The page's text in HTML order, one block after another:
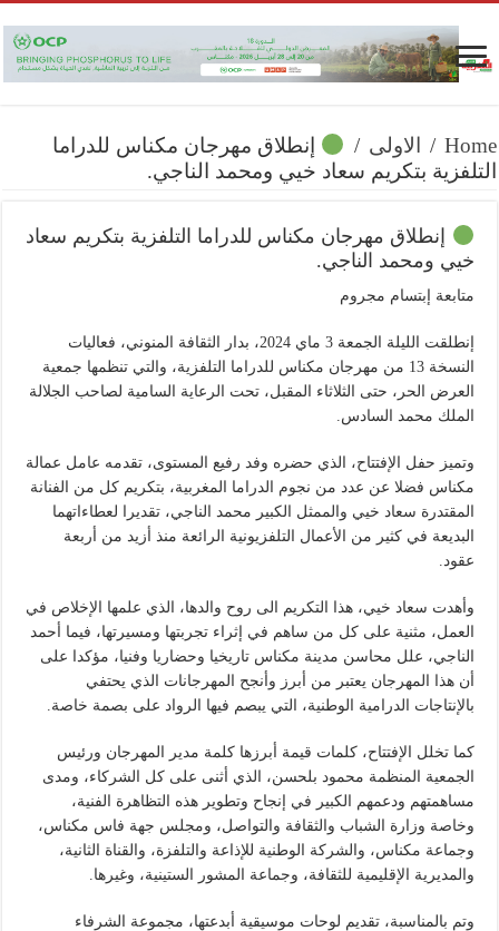
Home
/ الاولى /
إنطلاق مهرجان مكناس للدراما
التلفزية بتكريم سعاد خيي ومحمد الناجي.
إنطلاق مهرجان مكناس للدراما التلفزية بتكريم سعاد
خيي ومحمد الناجي.
متابعة إبتسام مجروم
إنطلقت الليلة الجمعة 3 ماي 2024، بدار الثقافة المنوني، فعاليات
النسخة 13 من مهرجان مكناس للدراما التلفزية، والتي تنظمها جمعية
العرض الحر، حتى الثلاثاء المقبل، تحت الرعاية السامية لصاحب الجلالة
الملك محمد السادس.
وتميز حفل الإفتتاح، الذي حضره وفد رفيع المستوى، تقدمه عامل عمالة
مكناس فضلا عن عدد من نجوم الدراما المغربية، بتكريم كل من الفنانة
المقتدرة سعاد خيي والممثل الكبير محمد الناجي، تقديرا لعطاءاتهما
البديعة في كثير من الأعمال التلفزيونية الرائعة منذ أزيد من أربعة
عقود.
وأهدت سعاد خيي، هذا التكريم الى روح والدها، الذي علمها الإخلاص في
العمل، مثنية على كل من ساهم في إثراء تجربتها ومسيرتها، فيما أحمد
الناجي، علل محاسن مدينة مكناس تاريخيا وحضاريا وفنيا، مؤكدا على
أن هذا المهرجان يعتبر من أبرز وأنجح المهرجانات الذي يحتفي
بالإنتاجات الدرامية الوطنية، التي يبصم فيها الرواد على بصمة خاصة.
كما تخلل الإفتتاح، كلمات قيمة أبرزها كلمة مدير المهرجان ورئيس
الجمعية المنظمة محمود بلحسن، الذي أثنى على كل الشركاء، ومدى
مساهمتهم ودعمهم الكبير في إنجاح وتطوير هذه التظاهرة الفنية،
وخاصة وزارة الشباب والثقافة والتواصل، ومجلس جهة فاس مكناس،
وجماعة مكناس، والشركة الوطنية للإذاعة والتلفزة، والقناة الثانية،
والمديرية الإقليمية للثقافة، وجماعة المشور الستينية، وغيرها.
وتم بالمناسبة، تقديم لوحات موسيقية أبدعتها، مجموعة الشرفاء